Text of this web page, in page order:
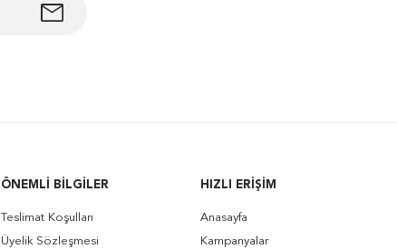
ÖNEMLI BILGILER
Teslimat Koşulları
Üyelik Sözleşmesi
HIZLI ERIŞIM
Anasayfa
Kampanyalar